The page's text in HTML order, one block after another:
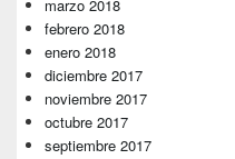
marzo 2018
febrero 2018
enero 2018
diciembre 2017
noviembre 2017
octubre 2017
septiembre 2017